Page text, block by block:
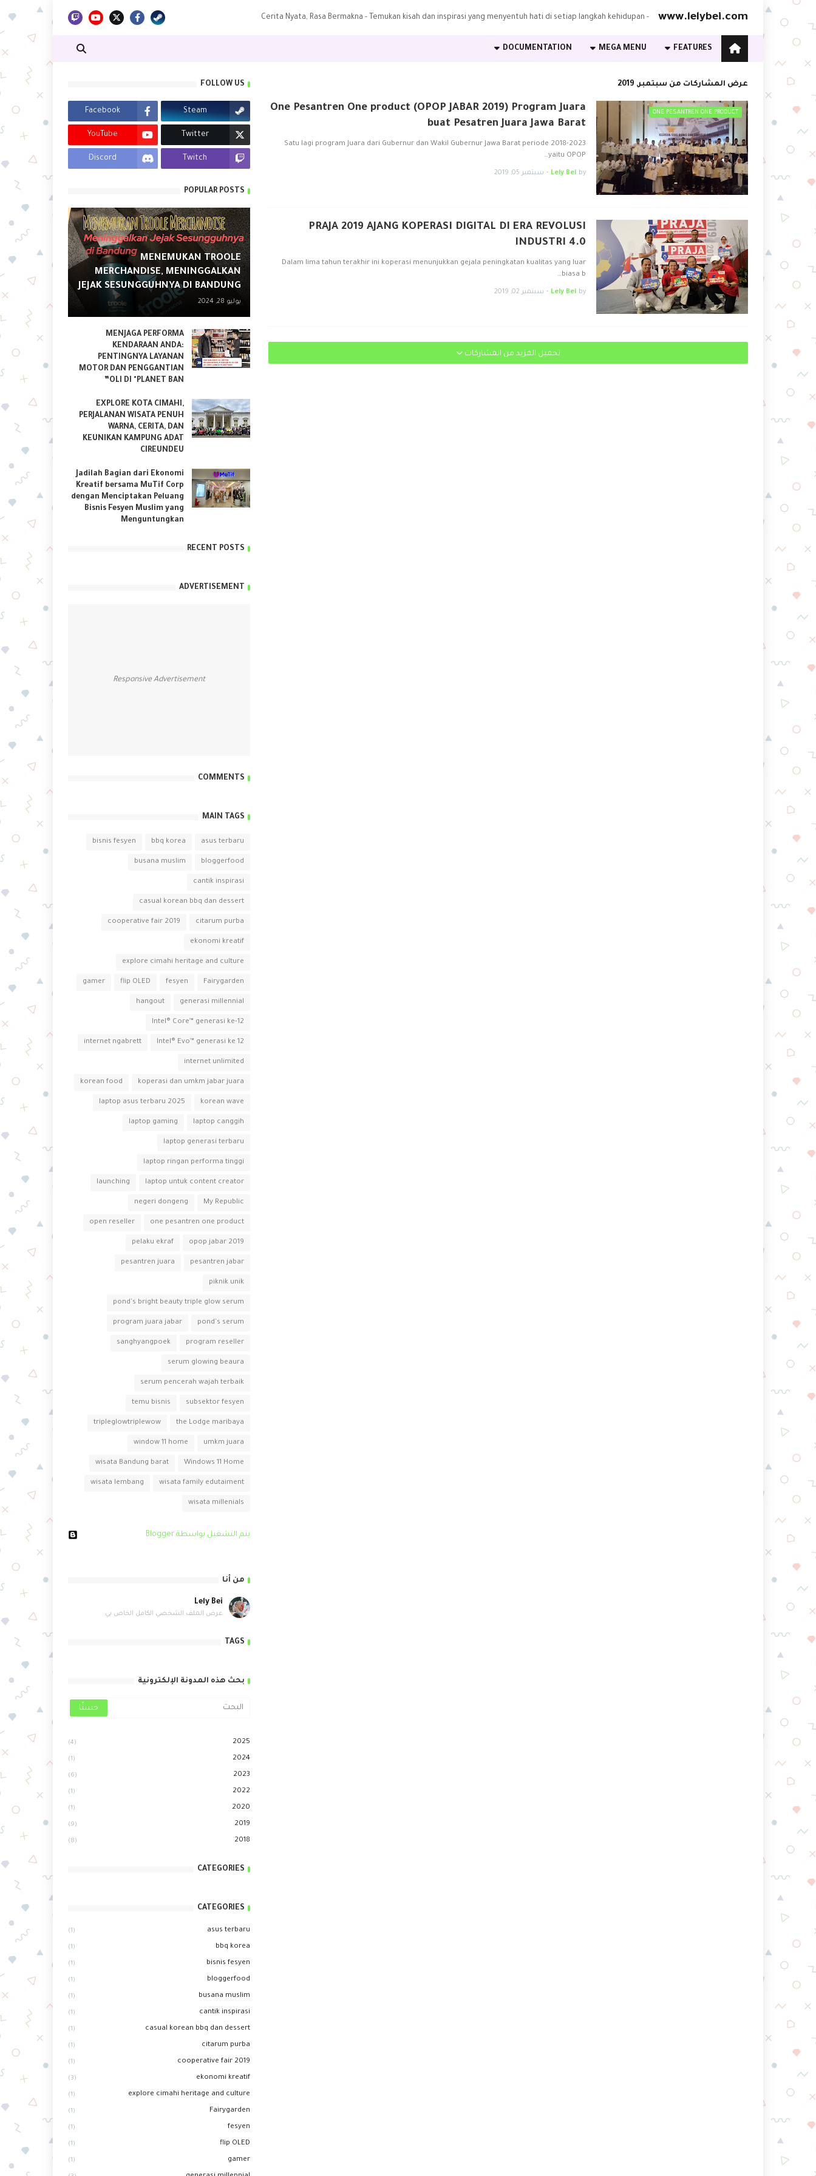
www.lelybei.com
- Cerita Nyata, Rasa Bermakna - Temukan kisah dan inspirasi yang menyentuh hati di setiap langkah kehidupan
FEATURES
MEGA MENU
DOCUMENTATION
عرض المشاركات من سبتمبر, 2019
ONE PESANTREN ONE PRODUCT
One Pesantren One product (OPOP JABAR 2019) Program Juara
buat Pesatren Juara Jawa Barat
Satu lagi program Juara dari Gubernur dan Wakil Gubernur Jawa Barat periode 2018-2023
yaitu OPOP…
by
Lely Bei
- سبتمبر 05, 2019
PRAJA 2019 AJANG KOPERASI DIGITAL DI ERA REVOLUSI
INDUSTRI 4.0
Dalam lima tahun terakhir ini koperasi menunjukkan gejala peningkatan kualitas yang luar
biasa b…
by
Lely Bei
- سبتمبر 02, 2019
تحميل المزيد من المشاركات
FOLLOW US
Steam
Facebook
Twitter
YouTube
Twitch
Discord
POPULAR POSTS
MENEMUKAN TROOLE
MERCHANDISE, MENINGGALKAN
JEJAK SESUNGGUHNYA DI BANDUNG
يوليو 28, 2024
MENJAGA PERFORMA
KENDARAAN ANDA:
PENTINGNYA LAYANAN
MOTOR DAN PENGGANTIAN
OLI DI "PLANET BAN”
EXPLORE KOTA CIMAHI,
PERJALANAN WISATA PENUH
WARNA, CERITA, DAN
KEUNIKAN KAMPUNG ADAT
CIREUNDEU
Jadilah Bagian dari Ekonomi
Kreatif bersama MuTif Corp
dengan Menciptakan Peluang
Bisnis Fesyen Muslim yang
Menguntungkan
RECENT POSTS
ADVERTISEMENT
Responsive Advertisement
COMMENTS
MAIN TAGS
asus terbaru
bbq korea
bisnis fesyen
bloggerfood
busana muslim
cantik inspirasi
casual korean bbq dan dessert
citarum purba
cooperative fair 2019
ekonomi kreatif
explore cimahi heritage and culture
Fairygarden
fesyen
flip OLED
gamer
generasi millennial
hangout
Intel® Core™ generasi ke-12
Intel® Evo™ generasi ke 12
internet ngabrett
internet unlimited
koperasi dan umkm jabar juara
korean food
korean wave
laptop asus terbaru 2025
laptop canggih
laptop gaming
laptop generasi terbaru
laptop ringan performa tinggi
laptop untuk content creator
launching
My Republic
negeri dongeng
one pesantren one product
open reseller
opop jabar 2019
pelaku ekraf
pesantren jabar
pesantren juara
piknik unik
pond's bright beauty triple glow serum
pond's serum
program juara jabar
program reseller
sanghyangpoek
serum glowing beaura
serum pencerah wajah terbaik
subsektor fesyen
temu bisnis
the Lodge maribaya
tripleglowtriplewow
umkm juara
window 11 home
Windows 11 Home
wisata Bandung barat
wisata family edutaiment
wisata lembang
wisata millenials
‏يتم التشغيل بواسطة Blogger
من أنا
Lely Bei
عرض الملف الشخصي الكامل الخاص بي
TAGS
بحث هذه المدونة الإلكترونية
2025
(4)
2024
(1)
2023
(6)
2022
(1)
2020
(1)
2019
(9)
2018
(8)
CATEGORIES
CATEGORIES
asus terbaru
(1)
bbq korea
(1)
bisnis fesyen
(1)
bloggerfood
(1)
busana muslim
(1)
cantik inspirasi
(1)
casual korean bbq dan dessert
(1)
citarum purba
(1)
cooperative fair 2019
(1)
ekonomi kreatif
(3)
explore cimahi heritage and culture
(1)
Fairygarden
(1)
fesyen
(1)
flip OLED
(1)
gamer
(1)